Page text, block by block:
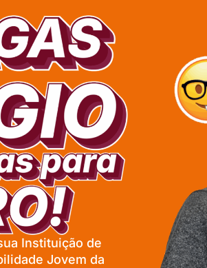
Instituição de
Jovem da